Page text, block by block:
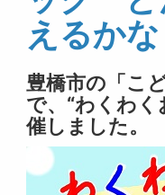
えるかな
豊橋市の「こ
で、“わくわ
催しました。